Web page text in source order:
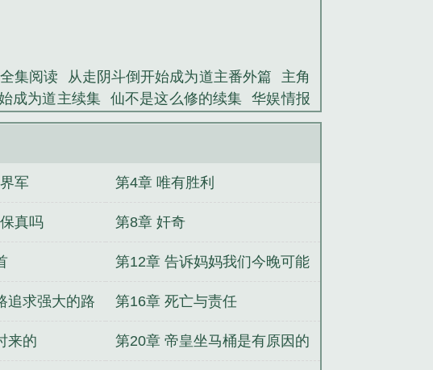
集阅读 从走阴斗倒开始成为道主番外篇
主角
成为道主续集 仙不是这么修的续集
华娱情报
主角亚瑟小说番外 颜礼华娱情报王笔趣阁
的番外篇
军 第4章 唯有胜利
真吗 第8章 奸奇
第12章 告诉妈妈我们今晚可能
不能回家吃饭了
追求强大的路 第16章 死亡与责任
来的 第20章 帝皇坐马桶是有原因的